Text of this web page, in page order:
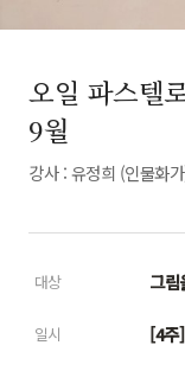
오일 파스텔
9월
강사 : 유정희 (인물화
대상 그림
일시 [4주